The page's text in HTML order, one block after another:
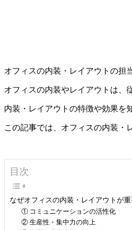
オフィスの内装・レイアウトの担
オフィスの内装やレイアウトは、
内装・レイアウトの特徴や効果を
この記事では、オフィスの内装・
目次
なぜオフィスの内装・レイアウトが
① コミュニケーションの活性化
② 生産性・集中力の向上